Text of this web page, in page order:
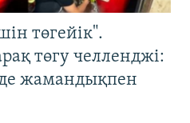
төгейік".
төгу челленджі:
жамандықпен